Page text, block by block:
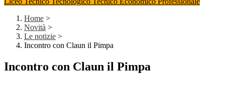
Home >
Novità >
Le notizie >
Incontro con Claun il Pimpa
Incontro con Claun il Pimpa